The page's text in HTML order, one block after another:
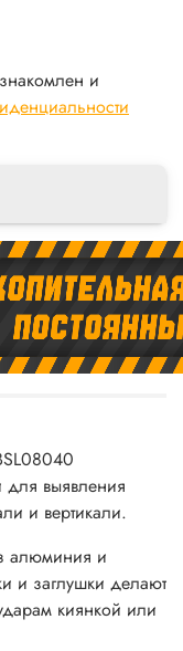
и
для выявления
и вертикали.
алюминия и
и заглушки делают
киянкой или